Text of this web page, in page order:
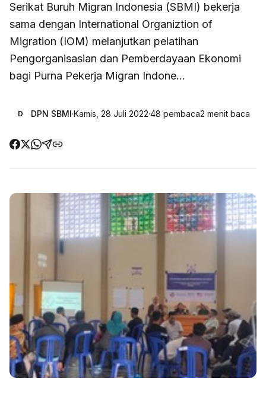
Serikat Buruh Migran Indonesia (SBMI) bekerja
sama dengan International Organiztion of
Migration (IOM) melanjutkan pelatihan
Pengorganisasian dan Pemberdayaan Ekonomi
bagi Purna Pekerja Migran Indone...
D DPN SBMI·Kamis, 28 Juli 2022·48 pembaca2 menit baca